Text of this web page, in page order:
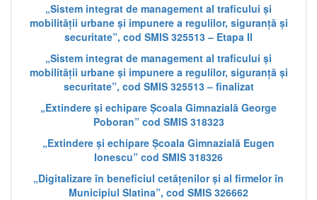
„Sistem integrat de management al traficului și
mobilității urbane și impunere a regulilor, siguranță și
securitate”, cod SMIS 325513 – Etapa II
„Sistem integrat de management al traficului și
mobilității urbane și impunere a regulilor, siguranță și
securitate”, cod SMIS 325513 – finalizat
„Extindere și echipare Școala Gimnazială George
Poboran” cod SMIS 318323
„Extindere și echipare Școala Gimnazială Eugen
Ionescu” cod SMIS 318326
„Digitalizare în beneficiul cetățenilor și al firmelor în
Municipiul Slatina”, cod SMIS 326662